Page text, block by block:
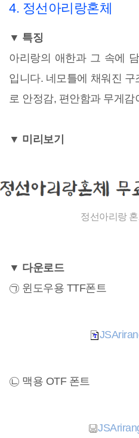
4. 정선아리랑혼체
▼ 특징
아리랑의 애한과 그 속에
입니다. 네모틀에 채워진
로 안정감, 편안함과 무게감
▼ 미리보기
정선아리랑
▼ 다운로드
㉠ 윈도우용 TTF폰트
㉡ 맥용 OTF 폰트